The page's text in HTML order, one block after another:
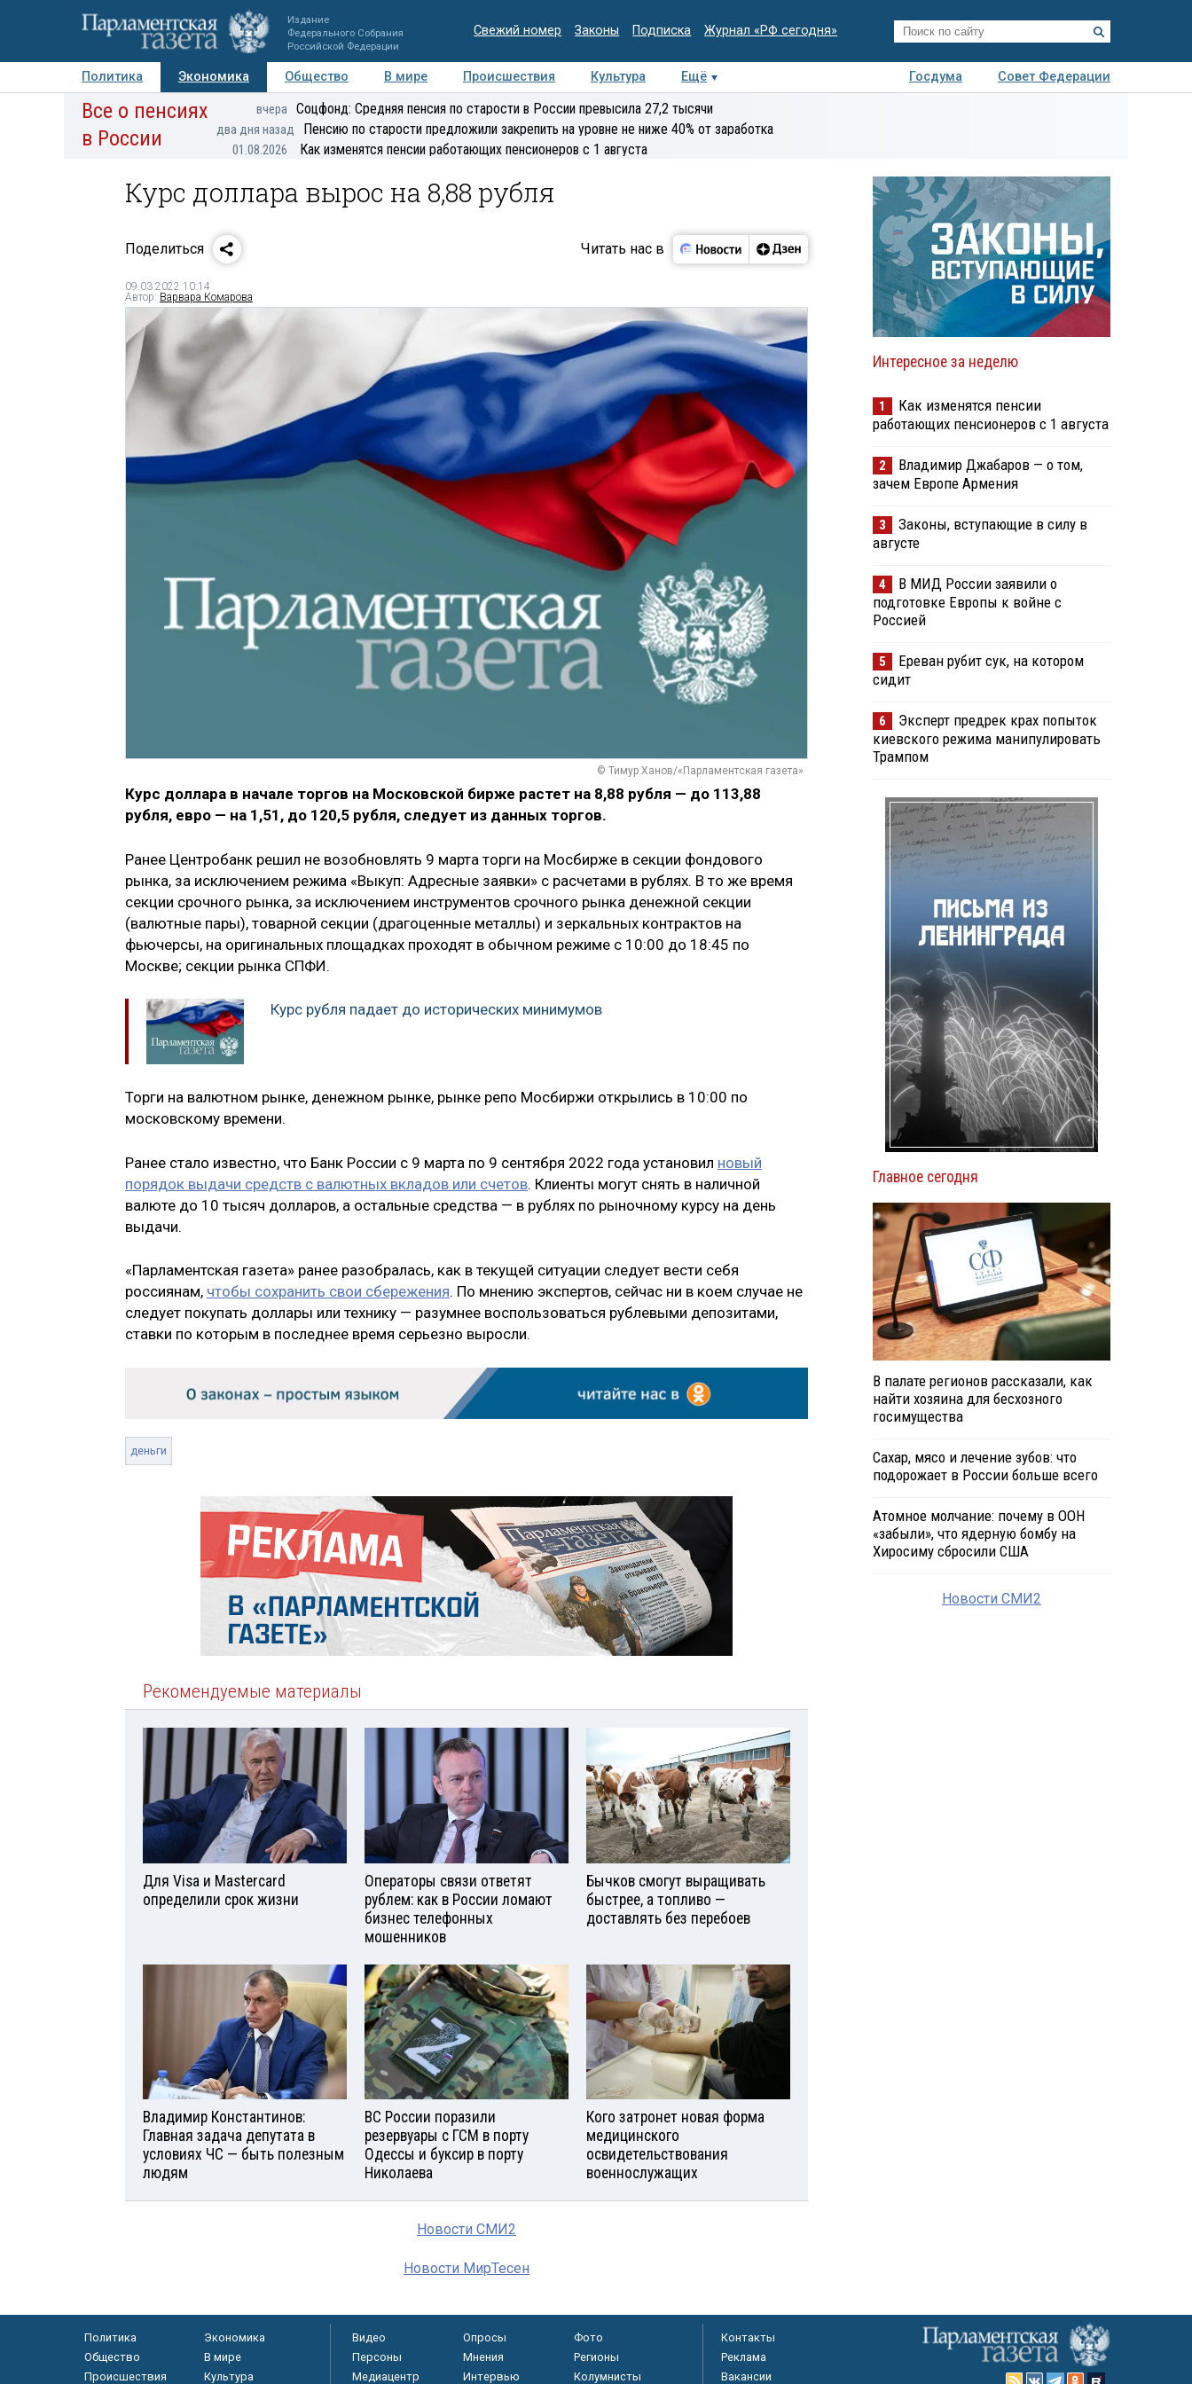
Издание
Федерального Собрания
Российской Федерации
Свежий номер Законы Подписка Журнал «РФ сегодня»
Политика Экономика Общество В мире Происшествия Культура Ещё Госдума
Совет Федерации
Авторы Персоны Мнения Регионы Медиацентр Интервью Колумнисты
экспертиза
Все о пенсиях
в России
вчера Соцфонд: Средняя пенсия по старости в России превысила 27,2 тысячи
два дня назад Пенсию по старости предложили закрепить на уровне не ниже 40% от заработка
01.08.2026 Как изменятся пенсии работающих пенсионеров с 1 августа
Курс доллара вырос на 8,88 рубля
Поделиться Читать нас в
09.03.2022 10:14
Автор: Варвара Комарова
© Тимур Ханов/«Парламентская газета»
Курс доллара в начале торгов на Московской бирже растет на 8,88 рубля — до 113,88
рубля, евро — на 1,51, до 120,5 рубля, следует из данных торгов.
Ранее Центробанк решил не возобновлять 9 марта торги на Мосбирже в секции фондового
рынка, за исключением режима «Выкуп: Адресные заявки» с расчетами в рублях. В то же время
секции срочного рынка, за исключением инструментов срочного рынка денежной секции
(валютные пары), товарной секции (драгоценные металлы) и зеркальных контрактов на
фьючерсы, на оригинальных площадках проходят в обычном режиме с 10:00 до 18:45 по
Москве; секции рынка СПФИ.
Курс рубля падает до исторических минимумов
Торги на валютном рынке, денежном рынке, рынке репо Мосбиржи открылись в 10:00 по
московскому времени.
Ранее стало известно, что Банк России с 9 марта по 9 сентября 2022 года установил новый
порядок выдачи средств с валютных вкладов или счетов. Клиенты могут снять в наличной
валюте до 10 тысяч долларов, а остальные средства — в рублях по рыночному курсу на день
выдачи.
«Парламентская газета» ранее разобралась, как в текущей ситуации следует вести себя
россиянам, чтобы сохранить свои сбережения. По мнению экспертов, сейчас ни в коем случае не
следует покупать доллары или технику — разумнее воспользоваться рублевыми депозитами,
ставки по которым в последнее время серьезно выросли.
деньги
Рекомендуемые материалы
Для Visа и Mastercard
определили срок жизни
Операторы связи ответят
рублем: как в России ломают
бизнес телефонных
мошенников
Бычков смогут выращивать
быстрее, а топливо —
доставлять без перебоев
Владимир Константинов:
Главная задача депутата в
условиях ЧС — быть полезным
людям
ВС России поразили
резервуары с ГСМ в порту
Одессы и буксир в порту
Николаева
Кого затронет новая форма
медицинского
освидетельствования
военнослужащих
Новости СМИ2
Новости МирТесен
Интересное за неделю
1
Как изменятся пенсии
работающих пенсионеров с 1 августа
2
Владимир Джабаров — о том,
зачем Европе Армения
3
Законы, вступающие в силу в
августе
4
В МИД России заявили о
подготовке Европы к войне с
Россией
5
Ереван рубит сук, на котором
сидит
6
Эксперт предрек крах попыток
киевского режима манипулировать
Трампом
Главное сегодня
В палате регионов рассказали, как
найти хозяина для бесхозного
госимущества
Сахар, мясо и лечение зубов: что
подорожает в России больше всего
Атомное молчание: почему в ООН
«забыли», что ядерную бомбу на
Хиросиму сбросили США
Новости СМИ2
Политика
Экономика
Общество
В мире
Происшествия
Культура
Видео Опросы
Фото
Персоны
Мнения
Регионы
Медиацентр
Интервью Колумнисты
Контакты
Реклама
Вакансии